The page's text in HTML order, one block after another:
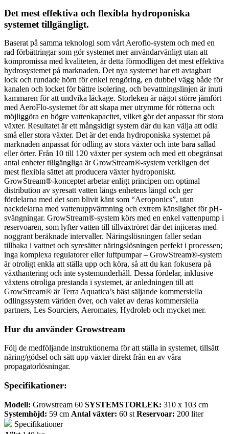
Det mest effektiva och flexibla hydroponiska
systemet tillgängligt.
Baserat på samma teknologi som vårt Aeroflo-system och med en
rad förbättringar som gör systemet mer användarvänligt utan att
kompromissa med kvaliteten, är detta förmodligen det mest effektiva
hydrosystemet på marknaden. Det nya systemet har ett avtagbart
lock och rundade hörn för enkel rengöring, en dubbel vägg både för
kanalen och locket för bättre isolering, och bevattningslinjen är inuti
kammaren för att undvika läckage. Storleken är något större jämfört
med AeroFlo-systemet för att skapa mer utrymme för rötterna och
möjliggöra en högre vattenkapacitet, vilket gör det anpassat för stora
växter. Resultatet är ett mångsidigt system där du kan välja att odla
små eller stora växter. Det är det enda hydroponiska systemet på
marknaden anpassat för odling av stora växter och inte bara sallad
eller örter. Från 10 till 120 växter per system och med ett obegränsat
antal enheter tillgängliga är GrowStream®-system verkligen det
mest flexibla sättet att producera växter hydroponiskt.
GrowStream®-konceptet arbetar enligt principen om optimal
distribution av syresatt vatten längs enhetens längd och ger
fördelarna med det som blivit känt som “Aeroponics”, utan
nackdelarna med vattenuppvärmning och extrem känslighet för pH-
svängningar. GrowStream®-system körs med en enkel vattenpump i
reservoaren, som lyfter vatten till tillväxtröret där det injiceras med
noggrant beräknade intervaller. Näringslösningen faller sedan
tillbaka i vattnet och syresätter näringslösningen perfekt i processen;
inga komplexa regulatorer eller luftpumpar – GrowStream®-system
är otroligt enkla att ställa upp och köra, så att du kan fokusera på
växthantering och inte systemunderhåll. Dessa fördelar, inklusive
växtens otroliga prestanda i systemet, är anledningen till att
GrowStream® är Terra Aquatica’s bäst säljande kommersiella
odlingssystem världen över, och valet av deras kommersiella
partners, Les Sourciers, Aeromates, Hydroleb och mycket mer.
Hur du använder Growstream
Följ de medföljande instruktionerna för att ställa in systemet, tillsätt
näring/gödsel och sätt upp växter direkt från en av våra
propagatorlösningar.
Specifikationer:
Modell: Growstream 60 SYSTEMSTORLEK: 310 x 103 cm
Systemhöjd: 59 cm Antal växter: 60 st Reservoar: 200 liter
Specifikationer